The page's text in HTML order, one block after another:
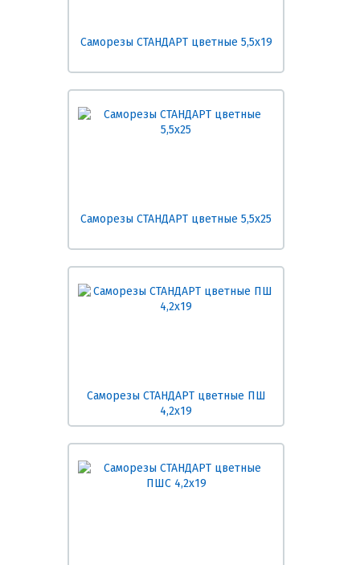
Саморезы СТАНДАРТ цветные 5,5х19
Саморезы СТАНДАРТ цветные 5,5х25
Саморезы СТАНДАРТ цветные ПШ
4,2х19